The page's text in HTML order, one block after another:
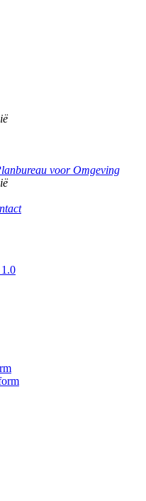
voor Omgeving